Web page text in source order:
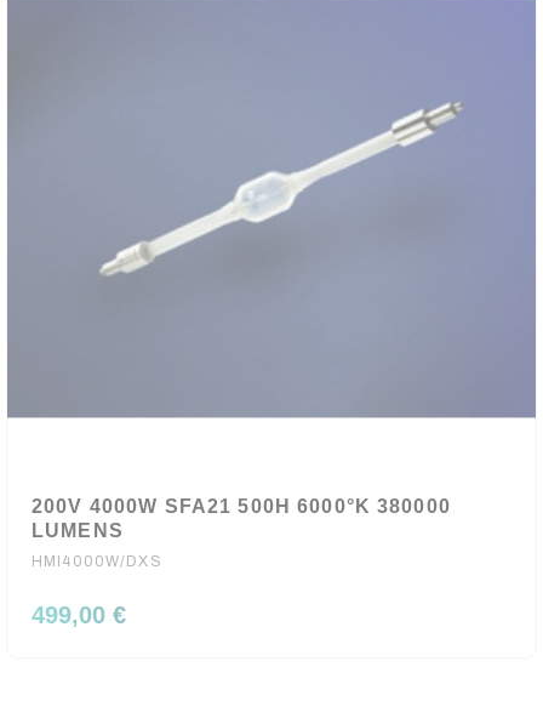
200V 4000W SFA21 500H 6000°K 380000
LUMENS
HMI4000W/DXS
499,00 €